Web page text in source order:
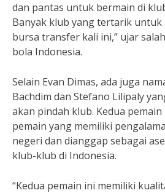
dan pantas untuk bermain di
Banyak klub yang tertarik
bursa transfer kali ini,” ujar
bola Indonesia.
Selain Evan Dimas, ada juga
Bachdim dan Stefano Lilipaly
akan pindah klub. Kedua
pemain yang memiliki
negeri dan dianggap sebagai
klub-klub di Indonesia.
“Kedua pemain ini memiliki